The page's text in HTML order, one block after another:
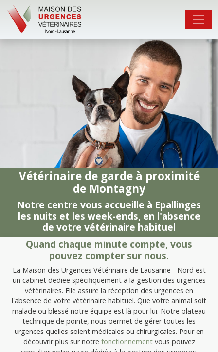
Vétérinaire de garde à proximité
de Montagny
Notre centre vous accueille à Epallinges
les nuits et les week-ends, en l'absence
de votre vétérinaire habituel
Quand chaque minute compte, vous
pouvez compter sur nous.
La Maison des Urgences Vétérinaire de Lausanne - Nord est
un cabinet dédiée spécifiquement à la gestion des urgences
vétérinaires. Elle assure la réception des urgences en
l'absence de votre vétérinaire habituel. Que votre animal soit
malade ou blessé notre équipe est là pour lui. Notre plateau
technique de pointe, nous permet de gérer toutes les
urgences quelles soient médicales ou chirurgicales. Pour en
découvrir plus sur notre fonctionnementvous pouvez